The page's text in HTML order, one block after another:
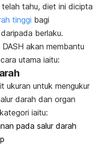
tahu, diet ini dicipta
tinggi bagi
berlaku.
akan membantu
utama iaitu:
ukuran untuk mengukur
darah dan organ
iaitu:
pada salur darah